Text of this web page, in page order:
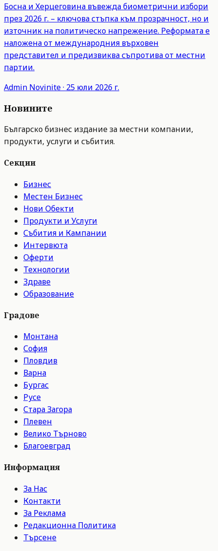
Босна и Херцеговина въвежда биометрични избори
през 2026 г. – ключова стъпка към прозрачност, но и
източник на политическо напрежение. Реформата е
наложена от международния върховен
представител и предизвиква съпротива от местни
партии.
Admin Novinite· 25 юли 2026 г.
Новините
Българско бизнес издание за местни компании,
продукти, услуги и събития.
Секции
Бизнес
Местен Бизнес
Нови Обекти
Продукти и Услуги
Събития и Кампании
Интервюта
Оферти
Технологии
Здраве
Образование
Градове
Монтана
София
Пловдив
Варна
Бургас
Русе
Стара Загора
Плевен
Велико Търново
Благоевград
Информация
За Нас
Контакти
За Реклама
Редакционна Политика
Търсене